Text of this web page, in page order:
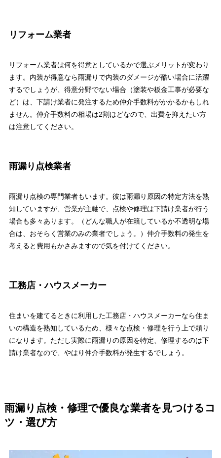
リフォーム業者
リフォーム業者は何を得意としているかで選ぶメリットが変わり
ます。内装が得意なら雨漏りで内装のダメージが酷い場合に活躍
するでしょうが、得意分野でない場合（塗装や板金工事が必要な
ど）は、下請け業者に発注するため仲介手数料がかかるかもしれ
ません。仲介手数料の相場は2割ほどなので、出費を抑えたい方
は注意してください。
雨漏り点検業者
雨漏り点検の専門業者もいます。彼は雨漏り原因の特定方法を熟
知していますが、営業が主軸で、点検や修理は下請け業者が行う
場合も多々あります。（どんな職人が在籍しているか不透明な場
合は、おそらく営業のみの業者でしょう。）仲介手数料の発生を
考えると費用もかさみますので気を付けてください。
工務店・ハウスメーカー
住まいを建てるときに利用した工務店・ハウスメーカーなら住ま
いの構造を熟知しているため、様々な点検・修理を行う上で頼り
になります。ただし実際に雨漏りの原因を特定、修理するのは下
請け業者なので、やはり仲介手数料が発生するでしょう。
雨漏り点検・修理で優良な業者を見つけるコ
ツ・選び方